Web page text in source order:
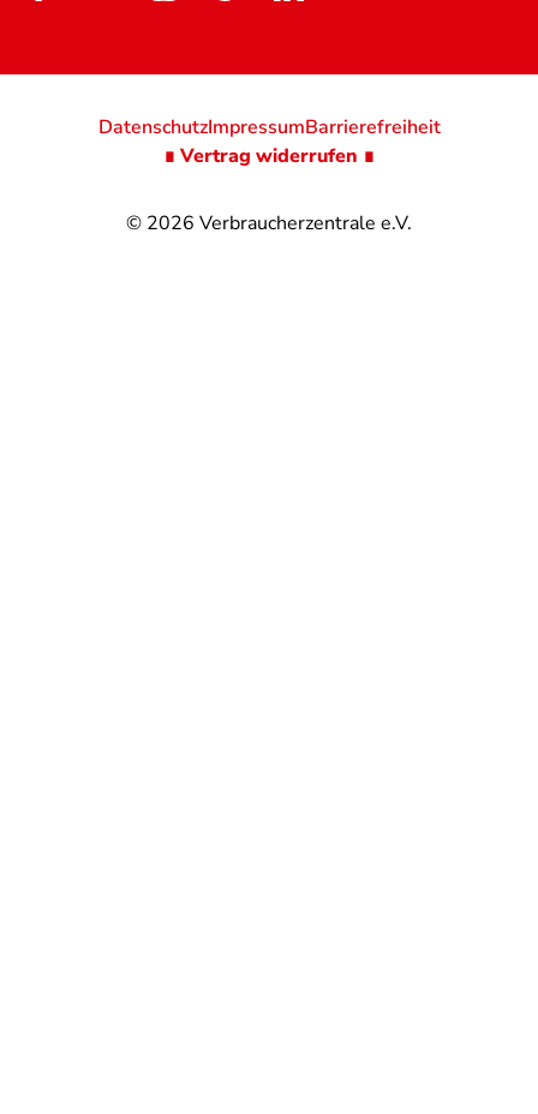
© 2026 Verbraucherzentrale e.V.
DatenschutzImpressumBarrierefreiheit
∎ Vertrag widerrufen ∎